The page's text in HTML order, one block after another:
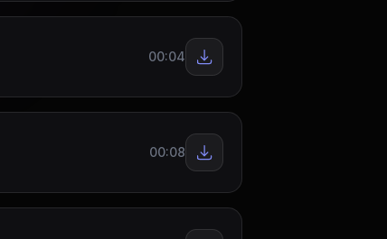
00:04
00:08